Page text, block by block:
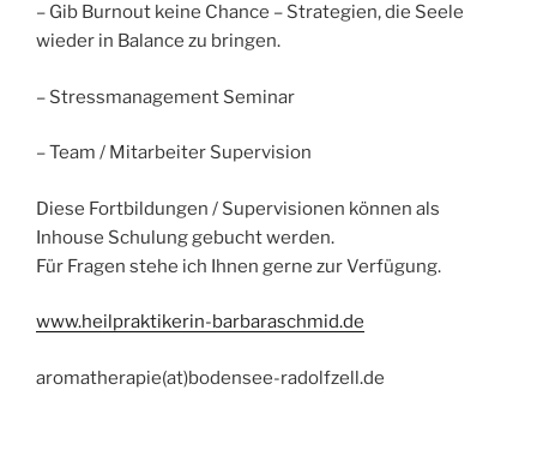
– Gib Burnout keine Chance – Strategien, die Seele
wieder in Balance zu bringen.
– Stressmanagement Seminar
– Team / Mitarbeiter Supervision
Diese Fortbildungen / Supervisionen können als
Inhouse Schulung gebucht werden.
Für Fragen stehe ich Ihnen gerne zur Verfügung.
www.heilpraktikerin-barbaraschmid.de
aromatherapie(at)bodensee-radolfzell.de